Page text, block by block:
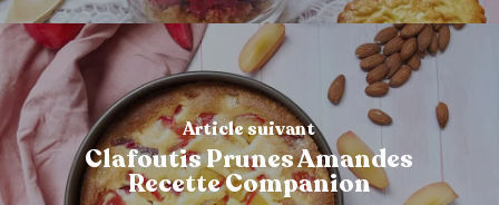
Article suivant
Clafoutis Prunes Amandes
Recette Companion